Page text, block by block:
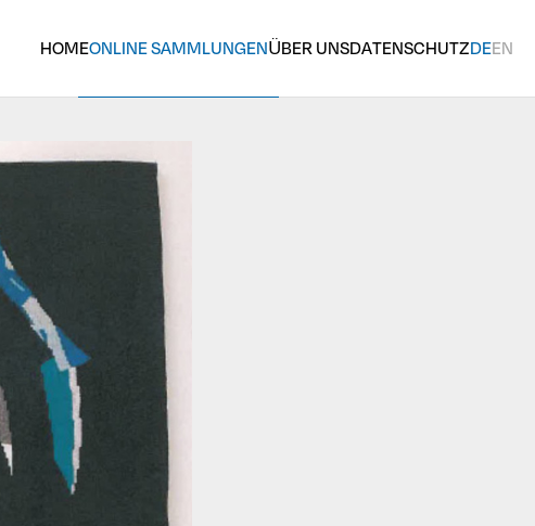
HOMEONLINE SAMMLUNGENÜBER UNSDATENSCHUTZDEEN